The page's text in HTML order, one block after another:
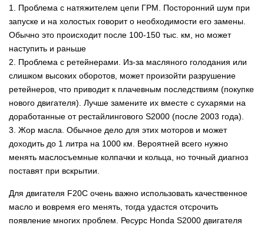
1. Проблема с натяжителем цепи ГРМ. Посторонний шум при
запуске и на холостых говорит о необходимости его замены.
Обычно это происходит после 100-150 тыс. км, но может
наступить и раньше
2. Проблема с ретейнерами. Из-за масляного голодания или
слишком высоких оборотов, может произойти разрушение
ретейнеров, что приводит к плачевным последствиям (покупке
нового двигателя). Лучше замените их вместе с сухарями на
доработанные от рестайлингового S2000 (после 2003 года).
3. Жор масла. Обычное дело для этих моторов и может
доходить до 1 литра на 1000 км. Вероятней всего нужно
менять маслосъемные колпачки и кольца, но точный диагноз
поставят при вскрытии.
Для двигателя F20C очень важно использовать качественное
масло и вовремя его менять, тогда удастся отсрочить
появление многих проблем. Ресурс Honda S2000 двигателя